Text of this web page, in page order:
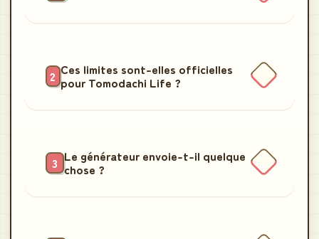
Ces limites sont-elles officielles
pour Tomodachi Life ?
Le générateur envoie-t-il quelque
chose ?